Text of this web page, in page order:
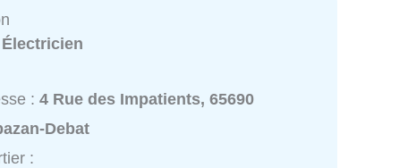
Électricien
:4 Rue des Impatients, 65690
Debat
: